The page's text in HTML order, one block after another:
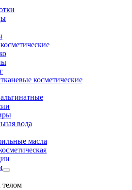
косметические
вода
масла
телом